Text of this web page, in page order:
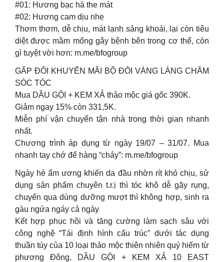
#01: Hương bạc hà the mát
#02: Hương cam dịu nhẹ
Thơm thơm, dễ chịu, mát lạnh sảng khoái, lại còn tiêu
diệt được mầm mống gây bệnh bên trong cơ thể, còn
gì tuyệt vời hơn: m.me/bfogroup
GẤP ĐÔI KHUYẾN MÃI BỘ ĐÔI VÀNG LÀNG CHĂM
SÓC TÓC
Mua DẦU GỘI + KEM XẢ thảo mộc giá gốc 390K.
Giảm ngay 15% còn 331,5K.
Miễn phí vận chuyển tận nhà trong thời gian nhanh
nhất.
Chương trình áp dụng từ ngày 19/07 – 31/07. Mua
nhanh tay chớ để hàng “cháy”: m.me/bfogroup
Ngày hè ẩm ương khiến da đầu nhờn rít khó chịu, sử
dụng sản phẩm chuyên t.r.ị thì tóc khô dễ gãy rụng,
chuyển qua dùng dưỡng mượt thì không hợp, sinh ra
gàu ngứa ngáy cả ngày
Kết hợp phục hồi và tăng cường làm sạch sâu với
công nghệ “Tái định hình cấu trúc” dưới tác dụng
thuần túy của 10 loại thảo mộc thiên nhiên quý hiếm từ
phương Đông, DẦU GỘI + KEM XẢ 10 EAST